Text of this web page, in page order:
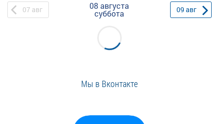
07 авг 08 августа
суббота 09 авг
Мы в Вконтакте